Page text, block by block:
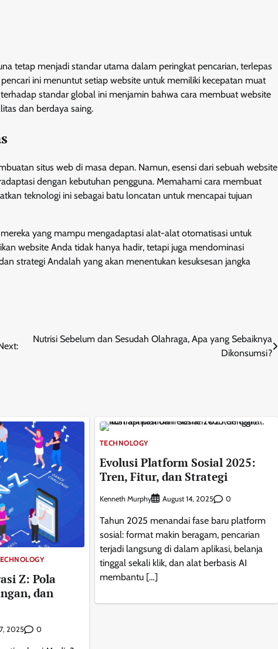
tetap menjadi standar utama dalam peringkat pencarian, terlepas
ini menuntut setiap website untuk memiliki kecepatan muat
standar global ini menjamin bahwa cara membuat website
dan berdaya saing.
situs web di masa depan. Namun, esensi dari sebuah website
dengan kebutuhan pengguna. Memahami cara membuat
teknologi ini sebagai batu loncatan untuk mencapai tujuan
yang mampu mengadaptasi alat-alat otomatisasi untuk
website Anda tidak hanya hadir, tetapi juga mendominasi
strategi Andalah yang akan menentukan kesuksesan jangka
Nutrisi Sebelum dan Sesudah Olahraga, Apa yang Sebaiknya
Dikonsumsi?
Z: Pola
dan
2025 0
TECHNOLOGY
Evolusi Platform Sosial 2025:
Tren, Fitur, dan Strategi
Kenneth Murphy August 14, 2025 0
Tahun 2025 menandai fase baru platform
sosial: format makin beragam, pencarian
terjadi langsung di dalam aplikasi, belanja
tinggal sekali klik, dan alat berbasis AI
membantu […]